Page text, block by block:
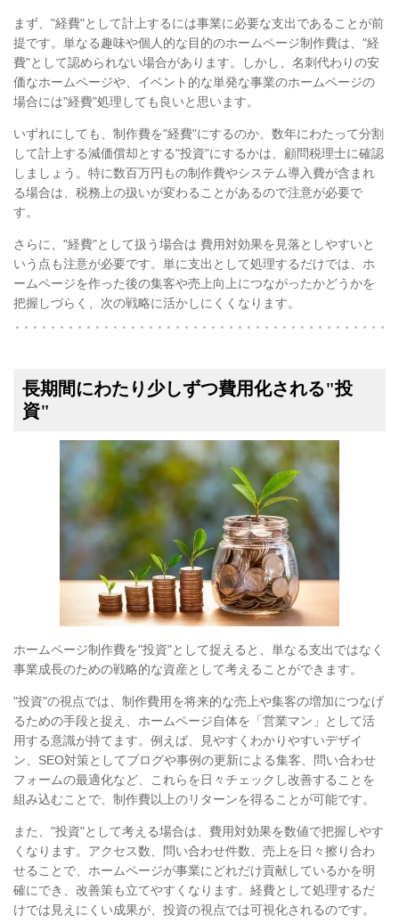
まず、"経費"として計上するには事業に必要な支出であることが前
提です。単なる趣味や個人的な目的のホームページ制作費は、"経
費"として認められない場合があります。しかし、名刺代わりの安
価なホームページや、イベント的な単発な事業のホームページの
場合には"経費"処理しても良いと思います。
いずれにしても、制作費を"経費"にするのか、数年にわたって分割
して計上する減価償却とする"投資"にするかは、顧問税理士に確認
しましょう。特に数百万円もの制作費やシステム導入費が含まれ
る場合は、税務上の扱いが変わることがあるので注意が必要で
す。
さらに、"経費"として扱う場合は 費用対効果を見落としやすいと
いう点も注意が必要です。単に支出として処理するだけでは、ホ
ームページを作った後の集客や売上向上につながったかどうかを
把握しづらく、次の戦略に活かしにくくなります。
長期間にわたり少しずつ費用化される"投
資"
ホームページ制作費を"投資"として捉えると、単なる支出ではなく
事業成長のための戦略的な資産として考えることができます。
"投資"の視点では、制作費用を将来的な売上や集客の増加につなげ
るための手段と捉え、ホームページ自体を「営業マン」として活
用する意識が持てます。例えば、見やすくわかりやすいデザイ
ン、SEO対策としてブログや事例の更新による集客、問い合わせ
フォームの最適化など、これらを日々チェックし改善することを
組み込むことで、制作費以上のリターンを得ることが可能です。
また、"投資"として考える場合は、費用対効果を数値で把握しやす
くなります。アクセス数、問い合わせ件数、売上を日々擦り合わ
せることで、ホームページが事業にどれだけ貢献しているかを明
確にでき、改善策も立てやすくなります。経費として処理するだ
けでは見えにくい成果が、投資の視点では可視化されるのです。